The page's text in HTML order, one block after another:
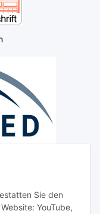
Sie den
YouTube,